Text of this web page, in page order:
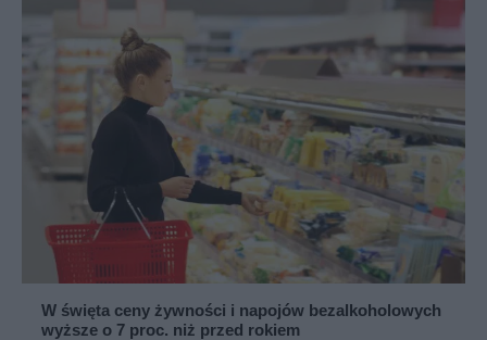
W święta ceny żywności i napojów bezalkoholowych
wyższe o 7 proc. niż przed rokiem